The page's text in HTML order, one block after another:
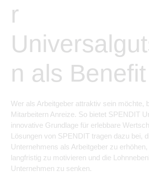
r
n als Benefit
Wer als Arbeitgeber attraktiv sein möchte,
Mitarbeitern Anreize. So bietet SPENDIT
innovative Grundlage für erlebbare
Lösungen von SPENDIT tragen dazu bei,
Unternehmens als Arbeitgeber zu
langfristig zu motivieren und die
Unternehmen zu senken.